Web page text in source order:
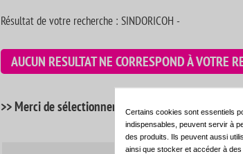
Résultat de votre recherche : SINDORICOH -
AUCUN RESULTAT NE CORRESPOND À VOTRE
>> Merci de sélectionner votre imprimante en
Certains cookies sont essentiels
indispensables, peuvent servir à
des produits. Ils peuvent aussi
ainsi que stocker et accéder à